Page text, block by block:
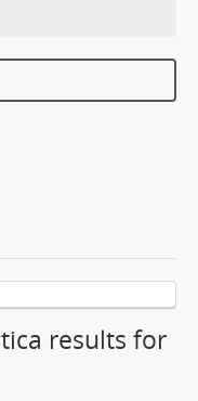
results for